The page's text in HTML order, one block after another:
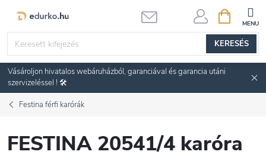
KERESÉS
KOSÁR
Vásároljon hivatalos webáruházból, garanciával és garancia utáni
szervizeléssel ! 🛠️
Festina férfi karórák
FESTINA 20541/4 karóra